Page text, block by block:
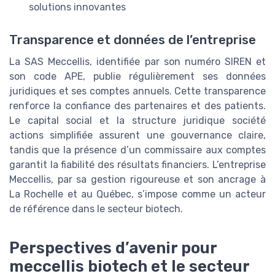
solutions innovantes
Transparence et données de l’entreprise
La SAS Meccellis, identifiée par son numéro SIREN et
son code APE, publie régulièrement ses données
juridiques et ses comptes annuels. Cette transparence
renforce la confiance des partenaires et des patients.
Le capital social et la structure juridique société
actions simplifiée assurent une gouvernance claire,
tandis que la présence d’un commissaire aux comptes
garantit la fiabilité des résultats financiers. L’entreprise
Meccellis, par sa gestion rigoureuse et son ancrage à
La Rochelle et au Québec, s’impose comme un acteur
de référence dans le secteur biotech.
Perspectives d’avenir pour
meccellis biotech et le secteur